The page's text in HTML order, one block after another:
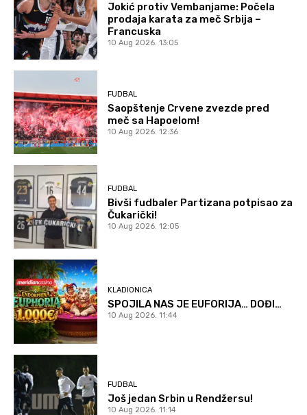
Jokić protiv Vembanjame: Počela
prodaja karata za meč Srbija –
Francuska
10 Aug 2026. 13:05
FUDBAL
Saopštenje Crvene zvezde pred
meč sa Hapoelom!
10 Aug 2026. 12:36
FUDBAL
Bivši fudbaler Partizana potpisao za
Čukarički!
10 Aug 2026. 12:05
KLADIONICA
SPOJILA NAS JE EUFORIJA… DOĐI…
10 Aug 2026. 11:44
FUDBAL
Još jedan Srbin u Rendžersu!
10 Aug 2026. 11:14